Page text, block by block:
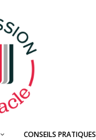
CONSEILS PRATIQUES